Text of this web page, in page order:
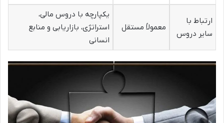
ارتباط با
سایر دروس
معمولاً مستقل
یکپارچه با دروس مالی،
استراتژی، بازاریابی و منابع
انسانی